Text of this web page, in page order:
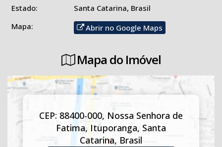
🌳 Terreno com 852,00m², proporcionando amplo espaço para
Uma excelente opção para quem deseja morar com conforto
ou investir em um imóvel com grande potencial!
visita!
Estado:
Santa Catarina, Brasil
Mapa:
Abrir no Google Maps
Mapa do Imóvel
CEP: 88400-000, Nossa Senhora de
Fatima, Ituporanga, Santa
Catarina, Brasil